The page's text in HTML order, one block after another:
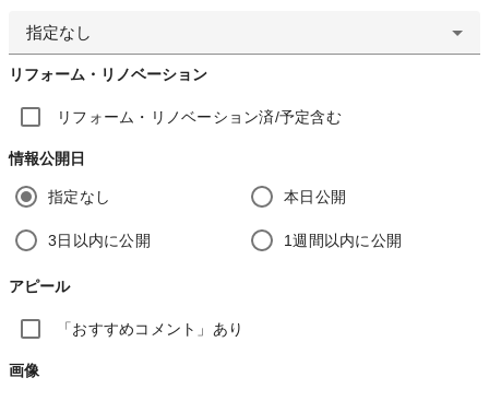
指定なし
リフォーム・リノベーション
リフォーム・リノベーション済/予定含む
情報公開日
指定なし 本日公開
3日以内に公開 1週間以内に公開
アピール
「おすすめコメント」あり
画像